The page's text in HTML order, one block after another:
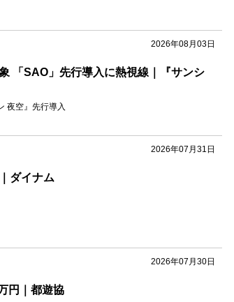
2026年08月03日
「SAO」先行導入に熱視線｜『サンシ
夜空』先行導入
2026年07月31日
ダイナム
2026年07月30日
円｜都遊協